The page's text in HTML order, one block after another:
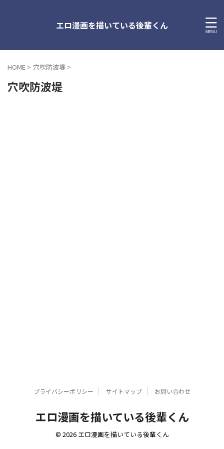
エロ漫画を描いている後輩くん
HOME > 穴吹防波堤 >
穴吹防波堤
プライバシーポリシー サイトマップ お問い合わせ
エロ漫画を描いている後輩くん
© 2026 エロ漫画を描いている後輩くん